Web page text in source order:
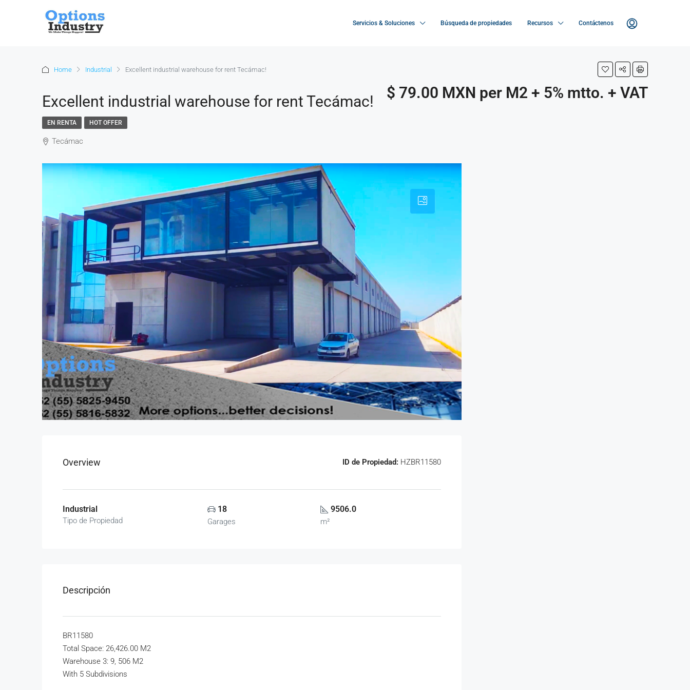
Servicios & Soluciones Búsqueda de propiedades Recursos Contáctenos
Home Industrial Excellent industrial warehouse for rent Tecámac!
Excellent industrial warehouse for rent Tecámac! $ 79.00 MXN per M2 + 5% mtto. + VAT
EN RENTA HOT OFFER
Tecámac
Overview ID de Propiedad: HZBR11580
Industrial
Tipo de Propiedad
18
Garages
9506.0
m²
Descripción
BR11580
Total Space: 26,426.00 M2
Warehouse 3: 9, 506 M2
With 5 Subdivisions